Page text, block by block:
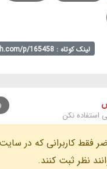
لینک کوتاه : https://arteshesorkh.com/p/165458
استفاده نکن
فقط کاربرانی که در
نظر ثبت کنند.